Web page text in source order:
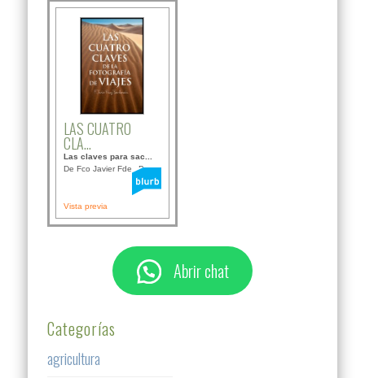
LAS CUATRO
CLA...
Las claves para sac...
De Fco Javier Fdez B...
Vista previa
Abrir chat
Categorías
agricultura